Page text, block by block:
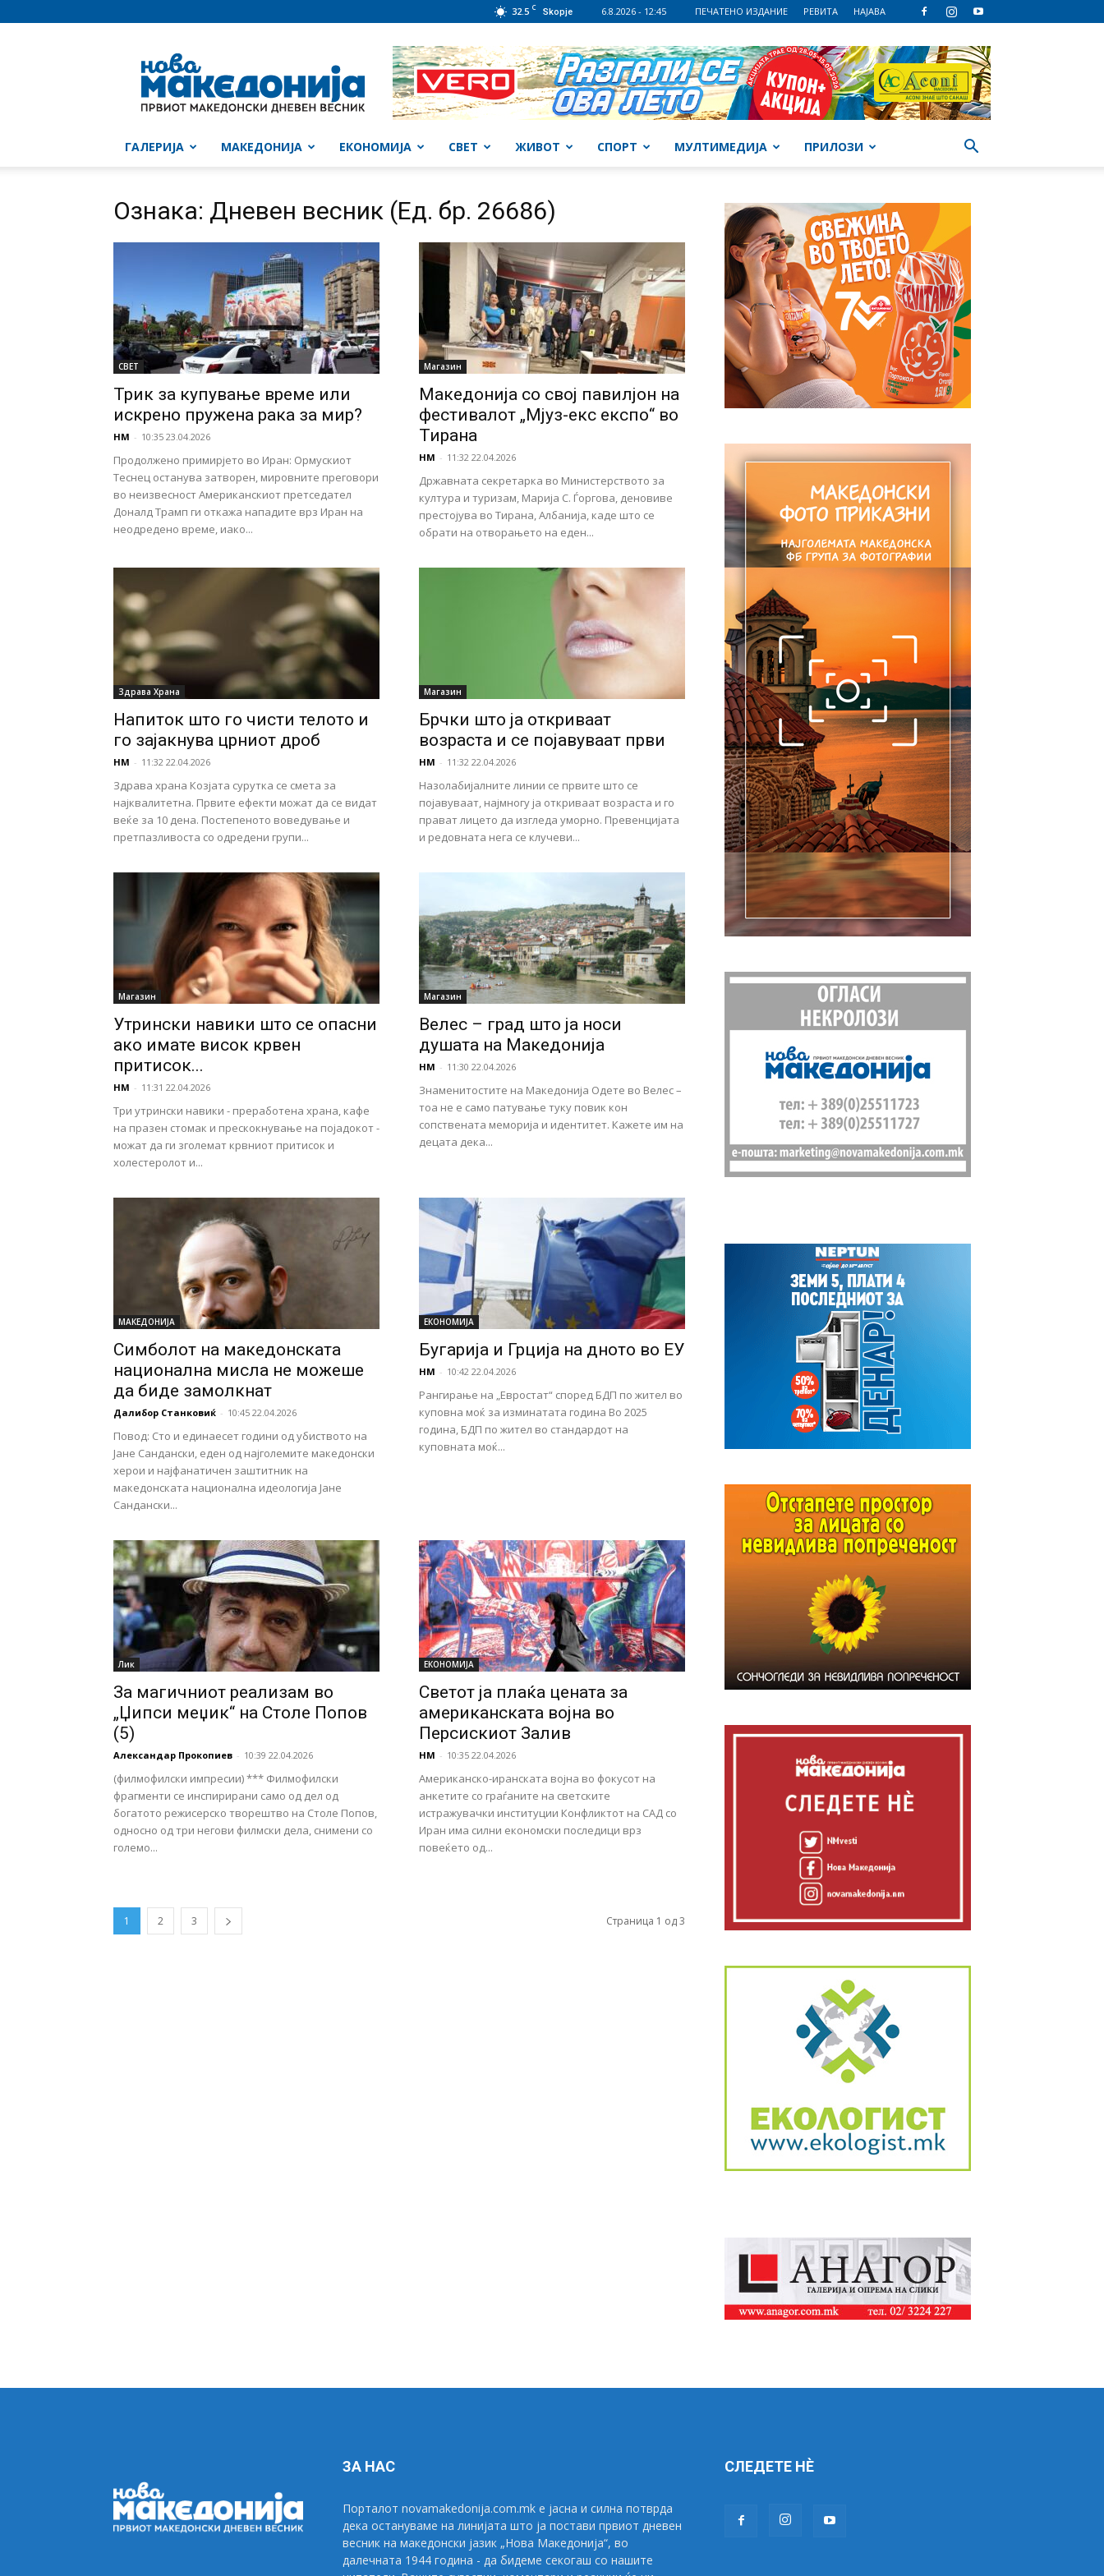
32.5 C Skopje 6.8.2026 - 12:45 ПЕЧАТЕНО ИЗДАНИЕ РЕВИТА НАЈАВА
Македонија
ГАЛЕРИЈА МАКЕДОНИЈА ЕКОНОМИЈА СВЕТ ЖИВОТ СПОРТ МУЛТИМЕДИЈА ПРИЛОЗИ
Ознака: Дневен весник (Ед. бр. 26686)
СВЕТ
Трик за купување време или
искрено пружена рака за мир?
НМ - 10:35 23.04.2026
Продолжено примирјето во Иран: Ормускиот
Теснец останува затворен, мировните преговори
во неизвесност Американскиот претседател
Доналд Трамп ги откажа нападите врз Иран на
неодредено време, иако...
Магазин
Македонија со свој павилјон на
фестивалот „Мјуз-екс експо“ во
Тирана
НМ - 11:32 22.04.2026
Државната секретарка во Министерството за
култура и туризам, Марија С. Ѓоргова, деновиве
престојува во Тирана, Албанија, каде што се
обрати на отворањето на еден...
Здравa Храна
Напиток што го чисти телото и
го заjакнува црниот дроб
НМ - 11:32 22.04.2026
Здрава храна Козјата сурутка се смета за
најквалитетна. Првите ефекти можат да се видат
веќе за 10 дена. Постепеното воведување и
претпазливоста со одредени групи...
Магазин
Брчки што ја откриваат
возраста и се појавуваат први
НМ - 11:32 22.04.2026
Назолабијалните линии се првите што се
појавуваат, најмногу ја откриваат возраста и го
прават лицето да изгледа уморно. Превенцијата
и редовната нега се клучеви...
Магазин
Утрински навики што се опасни
ако имате висок крвен
притисок...
НМ - 11:31 22.04.2026
Три утрински навики - преработена храна, кафе
на празен стомак и прескокнување на појадокот -
можат да ги зголемат крвниот притисок и
холестеролот и...
Магазин
Велес – град што ја носи
душата на Македонија
НМ - 11:30 22.04.2026
Знаменитостите на Македонија Одете во Велес –
тоа не е само патување туку повик кон
сопствената меморија и идентитет. Кажете им на
децата дека...
МАКЕДОНИЈА
Симболот на македонската
национална мисла не можеше
да биде замолкнат
Далибор Станковиќ - 10:45 22.04.2026
Повод: Сто и единаесет години од убиството на
Јане Сандански, еден од најголемите македонски
херои и најфанатичен заштитник на
македонската национална идеологија Јане
Сандански...
ЕКОНОМИЈА
Бугарија и Грција на дното во ЕУ
НМ - 10:42 22.04.2026
Рангирање на „Евростат“ според БДП по жител во
куповна моќ за изминатата година Во 2025
година, БДП по жител во стандардот на
куповната моќ...
Лик
За магичниот реализам во
„Џипси меџик“ на Столе Попов
(5)
Александар Прокопиев - 10:39 22.04.2026
(филмофилски импресии) *** Филмофилски
фрагменти се инспирирани само од дел од
богатото режисерско творештво на Столе Попов,
односно од три негови филмски дела, снимени со
големо...
ЕКОНОМИЈА
Светот ја плаќа цената за
американската војна во
Персискиот Залив
НМ - 10:35 22.04.2026
Американско-иранската војна во фокусот на
анкетите со граѓаните на светските
истражувачки институции Конфликтот на САД со
Иран има силни економски последици врз
повеќето од...
1 2 3 Страница 1 од 3
ЗА НАС
Порталот novamakedonija.com.mk е јасна и силна потврда
дека остануваме на линијата што ја постави првиот дневен
весник на македонски јазик „Нова Македонија“, во
далечната 1944 година - да бидеме секогаш со нашите
СЛЕДЕТЕ НÈ